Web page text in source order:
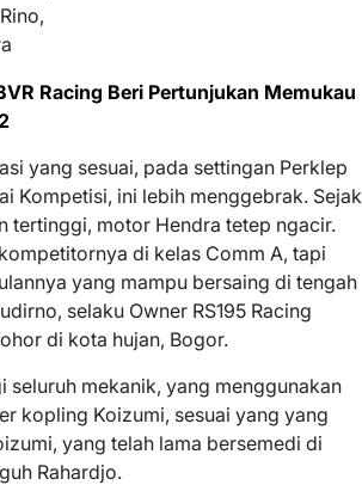
Racing Beri Pertunjukan Memukau
yang sesuai, pada settingan Perklep
Kompetisi, ini lebih menggebrak. Sejak
tertinggi, motor Hendra tetep ngacir.
di kelas Comm A, tapi
yang mampu bersaing di tengah
selaku Owner RS195 Racing
di kota hujan, Bogor.
seluruh mekanik, yang menggunakan
kopling Koizumi, sesuai yang yang
yang telah lama bersemedi di
Rahardjo.